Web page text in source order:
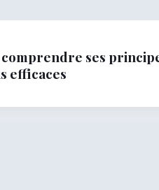
comprendre ses
efficaces